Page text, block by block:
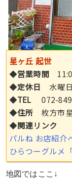
星ヶ丘 起世
◆営業時間
◆定休日
水曜日
◆TEL
072-
◆住所 枚方市
◆関連リンク
パルね お店紹介
ひらつーグルメ
地図ではここ↓